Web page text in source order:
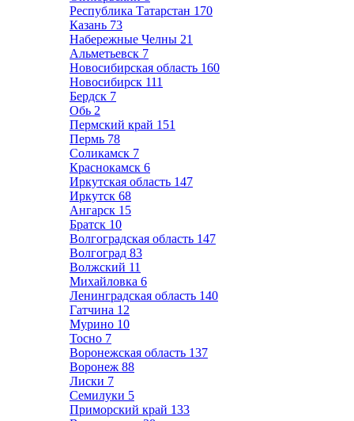
Республика Татарстан 170
Казань 73
Набережные Челны 21
Альметьевск 7
Новосибирская область 160
Новосибирск 111
Бердск 7
Обь 2
Пермский край 151
Пермь 78
Соликамск 7
Краснокамск 6
Иркутская область 147
Иркутск 68
Ангарск 15
Братск 10
Волгоградская область 147
Волгоград 83
Волжский 11
Михайловка 6
Ленинградская область 140
Гатчина 12
Мурино 10
Тосно 7
Воронежская область 137
Воронеж 88
Лиски 7
Семилуки 5
Приморский край 133